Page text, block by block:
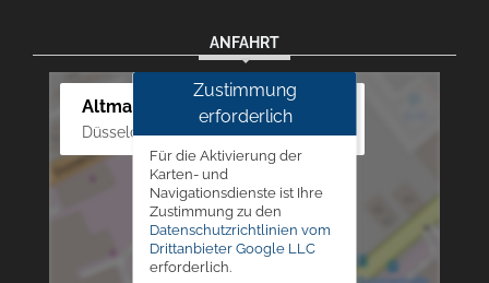
ANFAHRT
Altmann Autoland
Düsseldorfer Str. 69 - 79, 42781 Haan
Zustimmung
erforderlich
Für die Aktivierung der
Karten- und
Navigationsdienste ist Ihre
Zustimmung zu den
Datenschutzrichtlinien vom
Drittanbieter Google LLC
erforderlich.